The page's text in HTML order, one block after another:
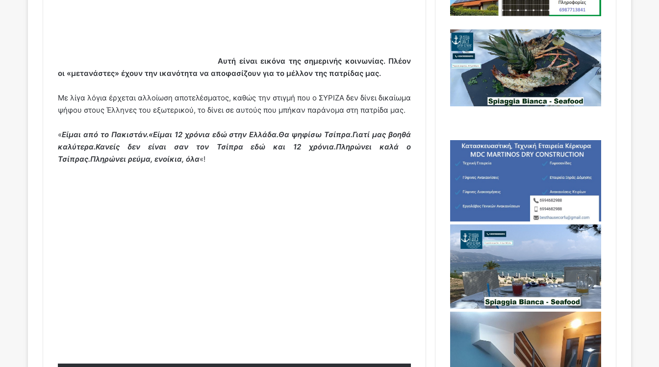
Αυτή είναι εικόνα της σημερινής κοινωνίας. Πλέον
οι «μετανάστες» έχουν την ικανότητα να αποφασίζουν για το μέλλον της πατρίδας μας.
Με λίγα λόγια έρχεται αλλοίωση αποτελέσματος, καθώς την στιγμή που ο ΣΥΡΙΖΑ δεν δίνει δικαίωμα
ψήφου στους Έλληνες του εξωτερικού, το δίνει σε αυτούς που μπήκαν παράνομα στη πατρίδα μας.
«Είμαι από το Πακιστάν.«Eίμαι 12 χρόνια εδώ στην Ελλάδα.Θα ψηφίσω Τσίπρα.Γιατί μας βοηθά
καλύτερα.Κανείς δεν είναι σαν τον Τσίπρα εδώ και 12 χρόνια.Πληρώνει καλά ο
Τσίπρας.Πληρώνει ρεύμα, ενοίκια, όλα«!